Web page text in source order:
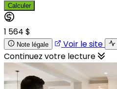
Calculer
1 564 $
Note légale Voir le site
Continuez votre lecture